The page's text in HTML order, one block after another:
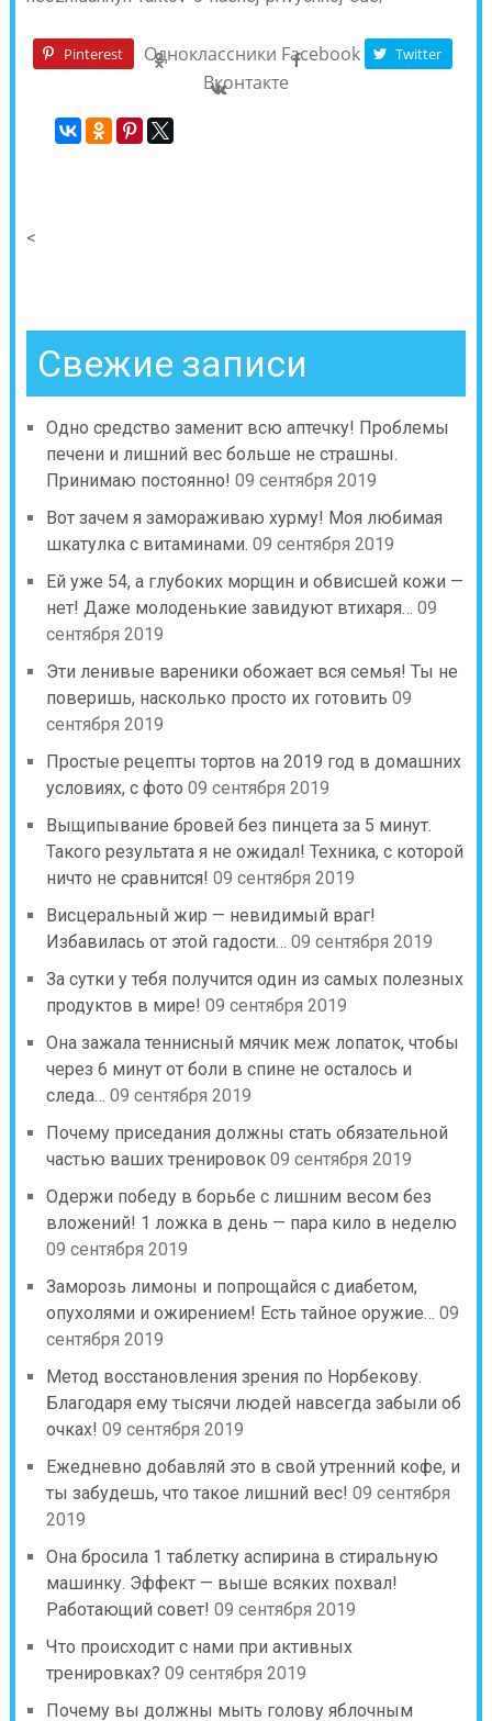
Pinterest Одноклассники Facebook Twitter
Вконтакте
<
Свежие записи
Одно средство заменит всю аптечку! Проблемы
печени и лишний вес больше не страшны.
Принимаю постоянно! 09 сентября 2019
Вот зачем я замораживаю хурму! Моя любимая
шкатулка с витаминами. 09 сентября 2019
Ей уже 54, а глубоких морщин и обвисшей кожи —
нет! Даже молоденькие завидуют втихаря… 09
сентября 2019
Эти ленивые вареники обожает вся семья! Ты не
поверишь, насколько просто их готовить 09
сентября 2019
Простые рецепты тортов на 2019 год в домашних
условиях, с фото 09 сентября 2019
Выщипывание бровей без пинцета за 5 минут.
Такого результата я не ожидал! Техника, с которой
ничто не сравнится! 09 сентября 2019
Висцеральный жир — невидимый враг!
Избавилась от этой гадости… 09 сентября 2019
За сутки у тебя получится один из самых полезных
продуктов в мире! 09 сентября 2019
Она зажала теннисный мячик меж лопаток, чтобы
через 6 минут от боли в спине не осталось и
следа… 09 сентября 2019
Почему приседания должны стать обязательной
частью ваших тренировок 09 сентября 2019
Одержи победу в борьбе с лишним весом без
вложений! 1 ложка в день — пара кило в неделю
09 сентября 2019
Заморозь лимоны и попрощайся с диабетом,
опухолями и ожирением! Есть тайное оружие… 09
сентября 2019
Метод восстановления зрения по Норбекову.
Благодаря ему тысячи людей навсегда забыли об
очках! 09 сентября 2019
Ежедневно добавляй это в свой утренний кофе, и
ты забудешь, что такое лишний вес! 09 сентября
2019
Она бросила 1 таблетку аспирина в стиральную
машинку. Эффект — выше всяких похвал!
Работающий совет! 09 сентября 2019
Что происходит с нами при активных
тренировках? 09 сентября 2019
Почему вы должны мыть голову яблочным